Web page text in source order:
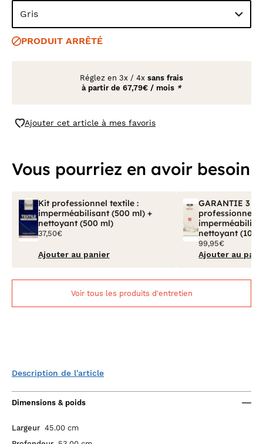
Gris
PRODUIT ARRÊTÉ
Réglez en 3x / 4x sans frais
à partir de 67,79€ / mois *
Ajouter cet article à mes favoris
Vous pourriez en avoir besoin
Kit professionnel textile :
imperméabilisant (500 ml) +
nettoyant (500 ml)
37,50€
Ajouter au panier
GARANTIE 3
professionnel
nettoyant (100
99,95€
Ajouter au
Voir tous les produits d'entretien
Description de l'article
Dimensions & poids
Largeur 45.00 cm